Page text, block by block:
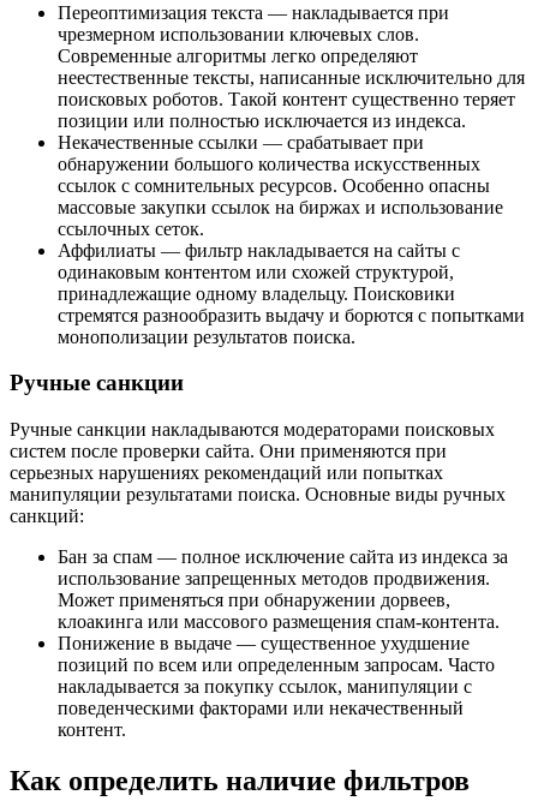
Переоптимизация текста — накладывается при
чрезмерном использовании ключевых слов.
Современные алгоритмы легко определяют
неестественные тексты, написанные исключительно для
поисковых роботов. Такой контент существенно теряет
позиции или полностью исключается из индекса.
Некачественные ссылки — срабатывает при
обнаружении большого количества искусственных
ссылок с сомнительных ресурсов. Особенно опасны
массовые закупки ссылок на биржах и использование
ссылочных сеток.
Аффилиаты — фильтр накладывается на сайты с
одинаковым контентом или схожей структурой,
принадлежащие одному владельцу. Поисковики
стремятся разнообразить выдачу и борются с попытками
монополизации результатов поиска.
Ручные санкции
Ручные санкции накладываются модераторами поисковых
систем после проверки сайта. Они применяются при
серьезных нарушениях рекомендаций или попытках
манипуляции результатами поиска. Основные виды ручных
санкций:
Бан за спам — полное исключение сайта из индекса за
использование запрещенных методов продвижения.
Может применяться при обнаружении дорвеев,
клоакинга или массового размещения спам-контента.
Понижение в выдаче — существенное ухудшение
позиций по всем или определенным запросам. Часто
накладывается за покупку ссылок, манипуляции с
поведенческими факторами или некачественный
контент.
Как определить наличие фильтров